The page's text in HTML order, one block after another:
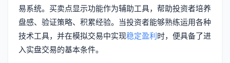
易系统。买卖点显示功能作为辅助工具，帮助投资者培养
盘感、验证策略、积累经验。当投资者能够熟练运用各种
技术工具，并在模拟交易中实现稳定盈利时，便具备了进
入实盘交易的基本条件。